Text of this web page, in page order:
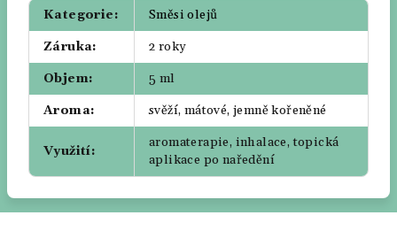
Kategorie:
Směsi olejů
Záruka:
2 roky
Objem:
5 ml
Aroma: svěží, mátové, jemně kořeněné
Využití:
aromaterapie, inhalace, topická
aplikace po naředění